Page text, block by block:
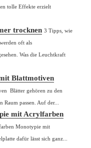
tolle Effekte erzielt
trocknen 3 Tipps, wie
oft als
Was die Leuchtkraft
Blattmotiven
Blätter gehören zu den
passen. Auf der...
mit Acrylfarben
Monotypie mit
dafür lässt sich ganz...